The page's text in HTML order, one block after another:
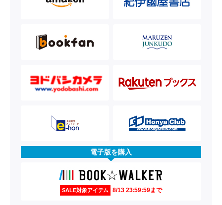
電子版を購入
SALE対象アイテム 8/13 23:59:59まで